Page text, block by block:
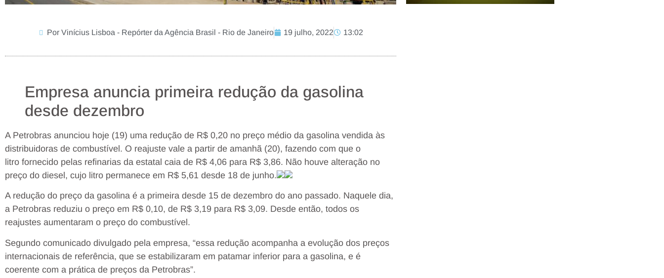
Por Vinícius Lisboa - Repórter da Agência Brasil - Rio de Janeiro 19 julho, 2022 13:02
Empresa anuncia primeira redução da gasolina
desde dezembro
A Petrobras anunciou hoje (19) uma redução de R$ 0,20 no preço médio da gasolina vendida às
distribuidoras de combustível. O reajuste vale a partir de amanhã (20), fazendo com que o
litro fornecido pelas refinarias da estatal caia de R$ 4,06 para R$ 3,86. Não houve alteração no
preço do diesel, cujo litro permanece em R$ 5,61 desde 18 de junho.
A redução do preço da gasolina é a primeira desde 15 de dezembro do ano passado. Naquele dia,
a Petrobras reduziu o preço em R$ 0,10, de R$ 3,19 para R$ 3,09. Desde então, todos os
reajustes aumentaram o preço do combustível.
Segundo comunicado divulgado pela empresa, “essa redução acompanha a evolução dos preços
internacionais de referência, que se estabilizaram em patamar inferior para a gasolina, e é
coerente com a prática de preços da Petrobras”.